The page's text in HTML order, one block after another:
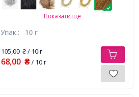
Показати ще
Упак.: 10 г
105,00₴/ 10 г
68,00 ₴/ 10 г